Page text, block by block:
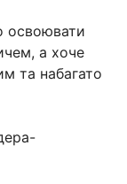
освоювати
а хоче
та набагато